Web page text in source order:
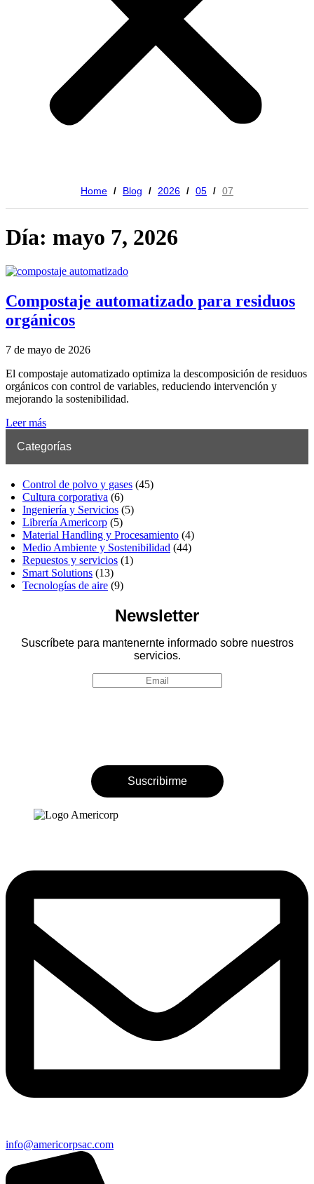
Home / Blog / 2026 / 05 / 07
Día: mayo 7, 2026
Compostaje automatizado para residuos
orgánicos
7 de mayo de 2026
El compostaje automatizado optimiza la descomposición de residuos
orgánicos con control de variables, reduciendo intervención y
mejorando la sostenibilidad.
Leer más
Categorías
Control de polvo y gases (45)
Cultura corporativa (6)
Ingeniería y Servicios (5)
Librería Americorp (5)
Material Handling y Procesamiento (4)
Medio Ambiente y Sostenibilidad (44)
Repuestos y servicios (1)
Smart Solutions (13)
Tecnologías de aire (9)
Newsletter
Suscríbete para mantenernte informado sobre nuestros
servicios.
info@americorpsac.com